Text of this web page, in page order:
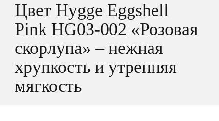
Цвет Hygge Eggshell
Pink HG03-002 «Розовая
скорлупа» – нежная
хрупкость и утренняя
мягкость